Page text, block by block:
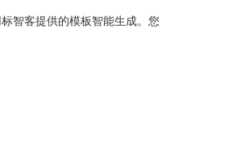
智客提供的模板智能生成。您